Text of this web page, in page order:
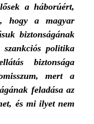
a háborúért,
hogy a magyar
biztonságának
szankciós politika
biztonsága
mert a
feladása az
és mi ilyet nem